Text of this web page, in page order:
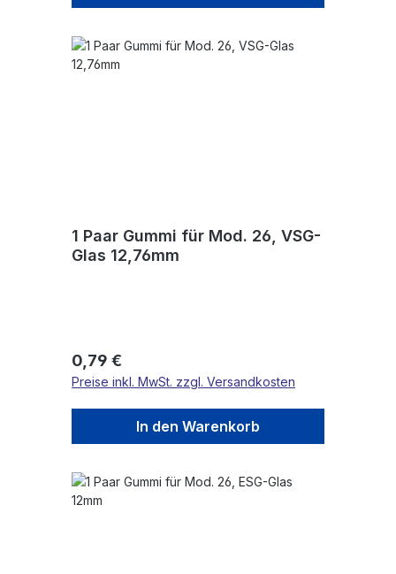
1 Paar Gummi für Mod. 26, VSG-
Glas 12,76mm
Regulärer Preis:
0,79 €
Preise inkl. MwSt. zzgl. Versandkosten
In den Warenkorb